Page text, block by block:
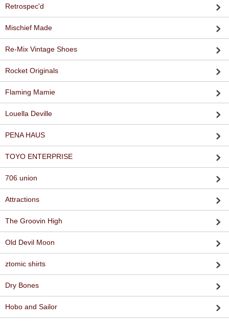
Retrospec'd
Mischief Made
Re-Mix Vintage Shoes
Rocket Originals
Flaming Mamie
Louella Deville
PENA HAUS
TOYO ENTERPRISE
706 union
Attractions
The Groovin High
Old Devil Moon
ztomic shirts
Dry Bones
Hobo and Sailor